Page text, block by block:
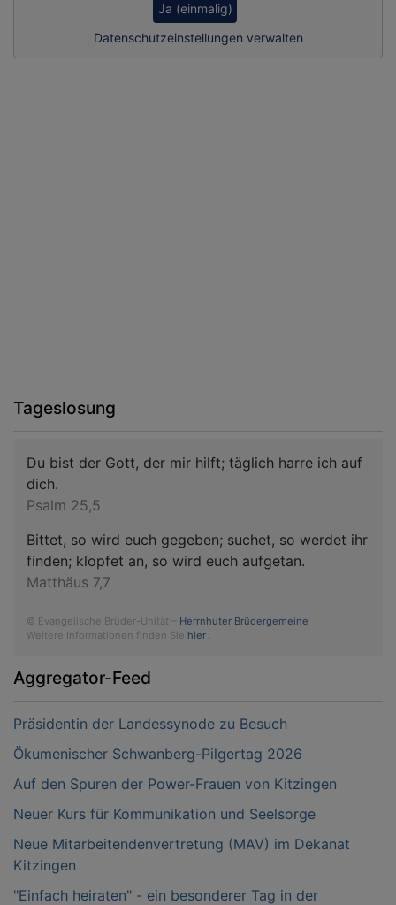
Ja (einmalig)
Datenschutzeinstellungen verwalten
Tageslosung
Du bist der Gott, der mir hilft; täglich harre ich auf
dich.
Psalm 25,5
Bittet, so wird euch gegeben; suchet, so werdet ihr
finden; klopfet an, so wird euch aufgetan.
Matthäus 7,7
© Evangelische Brüder-Unität – Herrnhuter Brüdergemeine
Weitere Informationen finden Sie hier .
Aggregator-Feed
Präsidentin der Landessynode zu Besuch
Ökumenischer Schwanberg-Pilgertag 2026
Auf den Spuren der Power-Frauen von Kitzingen
Neuer Kurs für Kommunikation und Seelsorge
Neue Mitarbeitendenvertretung (MAV) im Dekanat
Kitzingen
"Einfach heiraten" - ein besonderer Tag in der